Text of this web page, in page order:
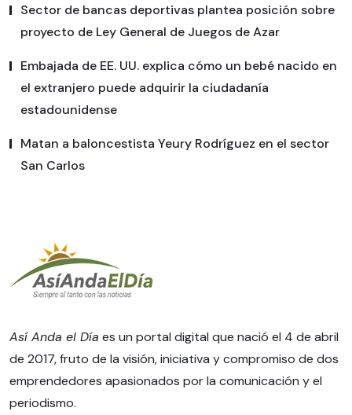
Sector de bancas deportivas plantea posición sobre
proyecto de Ley General de Juegos de Azar
Embajada de EE. UU. explica cómo un bebé nacido en
el extranjero puede adquirir la ciudadanía
estadounidense
Matan a baloncestista Yeury Rodríguez en el sector
San Carlos
Así Anda el Día es un portal digital que nació el 4 de abril
de 2017, fruto de la visión, iniciativa y compromiso de dos
emprendedores apasionados por la comunicación y el
periodismo.